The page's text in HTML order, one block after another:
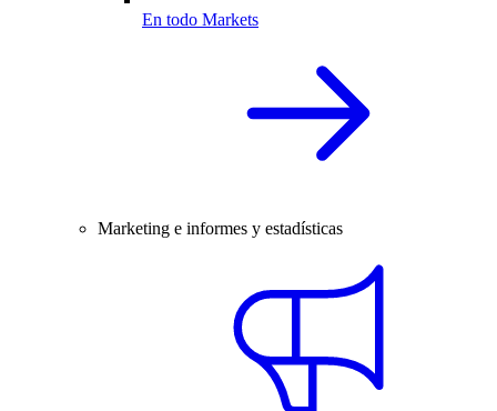
En todo Markets
Marketing e informes y estadísticas